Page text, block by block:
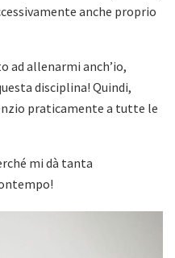
anche proprio
ad allenarmi anch’io,
disciplina! Quindi,
praticamente a tutte le
mi dà tanta